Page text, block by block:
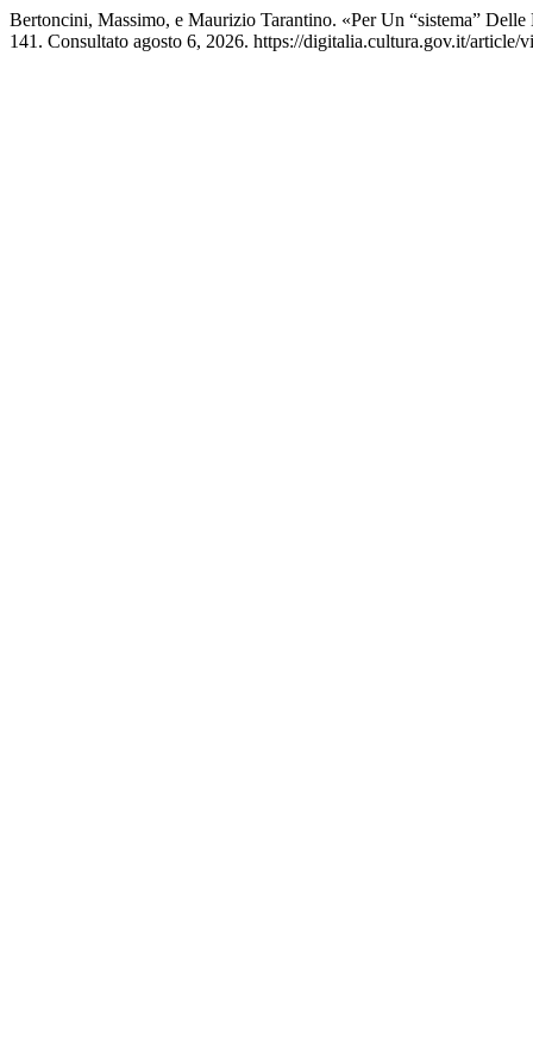
Bertoncini, Massimo, e Maurizio Tarantino. «Per Un “sistema”
141. Consultato agosto 6, 2026. https://digitalia.cultura.gov.it/article/